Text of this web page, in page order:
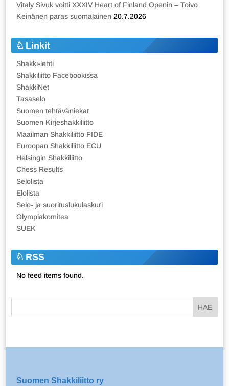
Vitaly Sivuk voitti XXXIV Heart of Finland Openin – Toivo
Keinänen paras suomalainen 20.7.2026
Linkit
Shakki-lehti
Shakkiliitto Facebookissa
ShakkiNet
Tasaselo
Suomen tehtäväniekat
Suomen Kirjeshakkiliitto
Maailman Shakkiliitto FIDE
Euroopan Shakkiliitto ECU
Helsingin Shakkiliitto
Chess Results
Selolista
Elolista
Selo- ja suorituslukulaskuri
Olympiakomitea
SUEK
RSS
No feed items found.
Suomen Shakkiliitto ry